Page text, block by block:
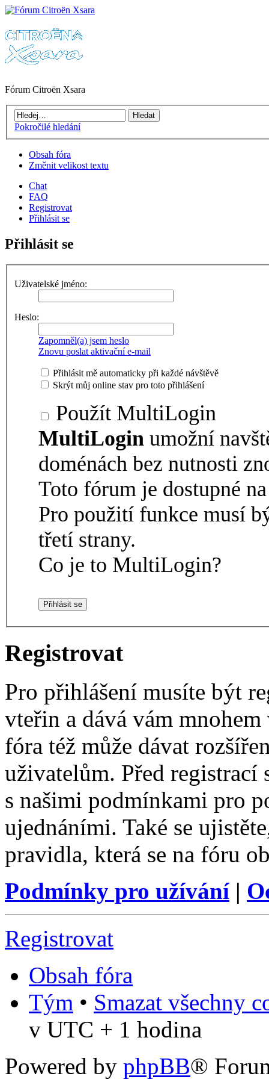
Fórum Citroën Xsara
Pokročilé hledání
Obsah fóra
Změnit velikost textu
Chat
FAQ
Registrovat
Přihlásit se
Přihlásit se
Uživatelské jméno:
Heslo:
Zapomněl(a) jsem heslo
Znovu poslat aktivační e-mail
Přihlásit mě automaticky při každé návštěvě
Skrýt můj online stav pro toto přihlášení
Použít MultiLogin
MultiLogin umožní
doménách bez nutnosti
Toto fórum je dostupné
Pro použití funkce musí
třetí strany.
Co je to MultiLogin?
Registrovat
Pro přihlášení musíte být
vteřin a dává vám
fóra též může dávat
uživatelům. Před registrací
s našimi podmínkami pro
ujednáními. Také se
pravidla, která se na fóru
Podmínky pro užívání|
Registrovat
Obsah fóra
Tým • Smazat všechny
v UTC + 1 hodina
Powered by phpBB®